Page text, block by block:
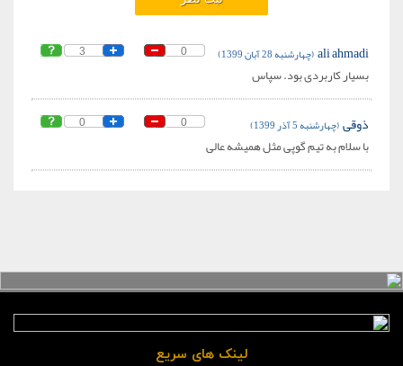
3 0 ali ahmadi(چهارشنبه 28 آبان 1399)
بسیار کاربردی بود. سپاس
0 0 ذوقی(چهارشنبه 5 آذر 1399)
با سلام به تیم گوپی مثل همیشه عالی
لینک های سریع